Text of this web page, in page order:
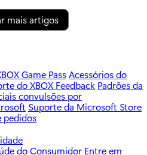
mais artigos
Game PassAcessórios do
do XBOX Feedback Padrões da
convulsões por
Suporte da Microsoft Store
pedidos
do Consumidor Entre em